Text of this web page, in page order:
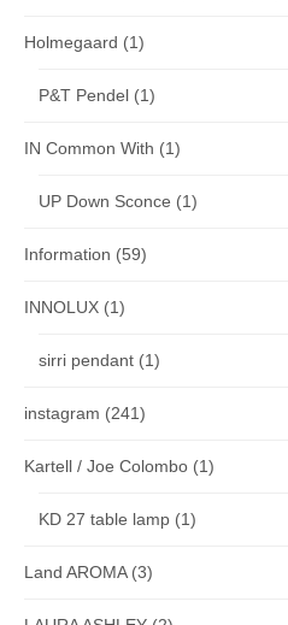
Holmegaard (1)
P&T Pendel (1)
IN Common With (1)
UP Down Sconce (1)
Information (59)
INNOLUX (1)
sirri pendant (1)
instagram (241)
Kartell / Joe Colombo (1)
KD 27 table lamp (1)
Land AROMA(3)